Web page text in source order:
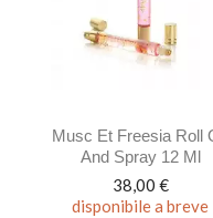
Musc Et Freesia Roll
And Spray 12 Ml
Prezzo
38,00 €
disponibile a breve